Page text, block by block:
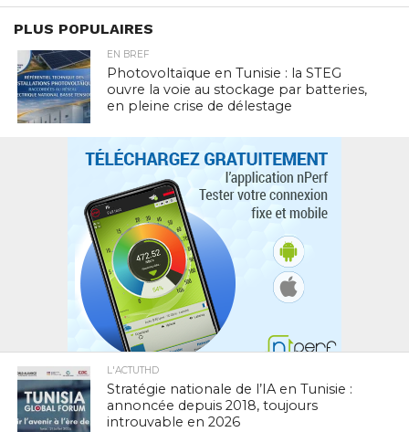
PLUS POPULAIRES
EN BREF
Photovoltaïque en Tunisie : la STEG
ouvre la voie au stockage par batteries,
en pleine crise de délestage
L'ACTUTHD
Stratégie nationale de l’IA en Tunisie :
annoncée depuis 2018, toujours
introuvable en 2026